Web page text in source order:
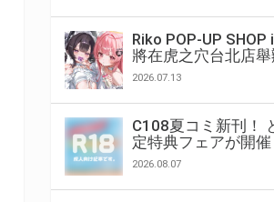
Riko POP-UP SHOP
將在虎之穴台北店舉
2026.07.13
C108夏コミ新刊！
定特典フェアが開催
2026.08.07